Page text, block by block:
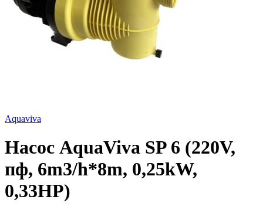
Aquaviva
Насос AquaViva SP 6 (220V,
пф, 6m3/h*8m, 0,25kW,
0,33HP)